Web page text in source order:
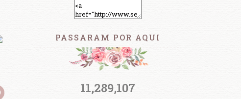
PASSARAM POR AQUI
11,289,107